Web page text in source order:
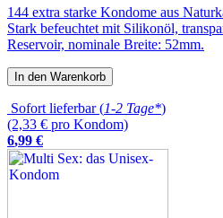
144 extra starke Kondome aus
Stark befeuchtet mit Silikonöl,
Reservoir, nominale Breite: 52mm.
In den Warenkorb
Sofort lieferbar (1-2 Tage*)
(2,33 € pro Kondom)
6,99 €